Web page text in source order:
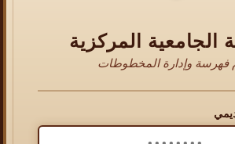
الجامعية المركزية
فهرسة وإدارة المخطوطات